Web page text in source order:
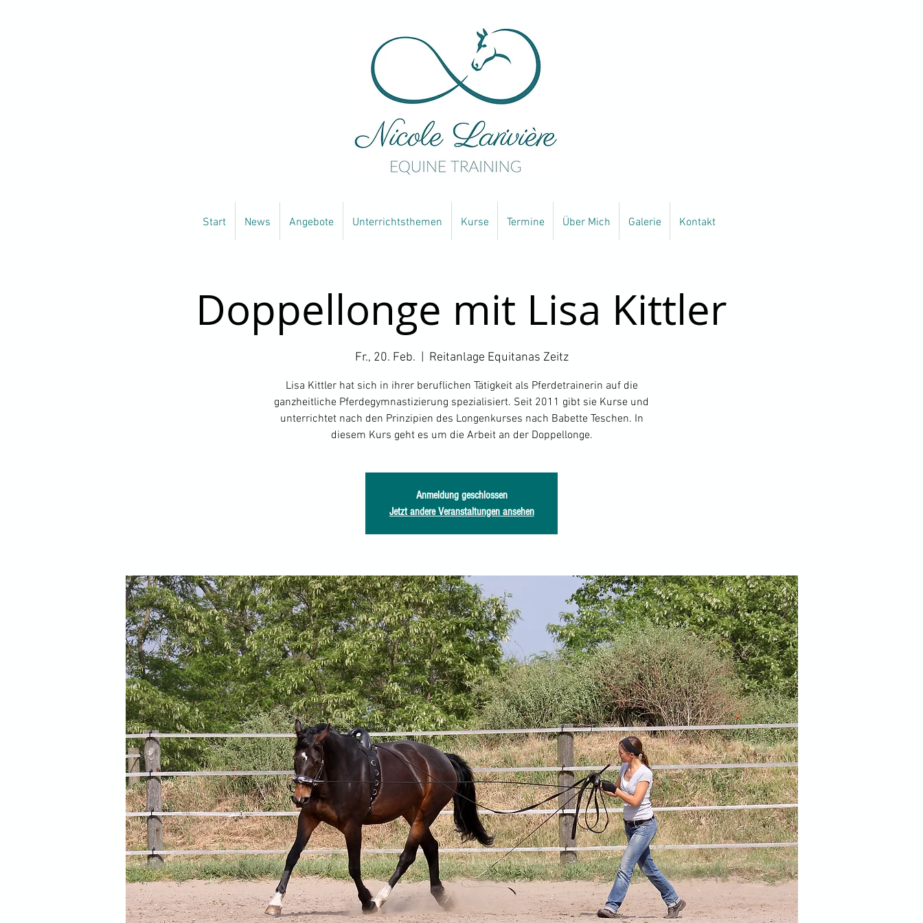
Start News Angebote Unterrichtsthemen Kurse Termine Über Mich Galerie Kontakt
Doppellonge mit Lisa Kittler
Fr., 20. Feb. Reitanlage Equitanas Zeitz
Lisa Kittler hat sich in ihrer beruflichen Tätigkeit als Pferdetrainerin auf die
ganzheitliche Pferdegymnastizierung spezialisiert. Seit 2011 gibt sie Kurse und
unterrichtet nach den Prinzipien des Longenkurses nach Babette Teschen. In
diesem Kurs geht es um die Arbeit an der Doppellonge.
Anmeldung geschlossen
Jetzt andere Veranstaltungen ansehen